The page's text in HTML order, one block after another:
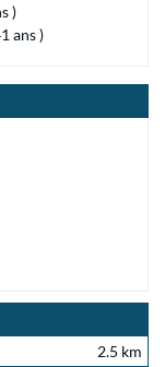
)
ans )
2.5 km